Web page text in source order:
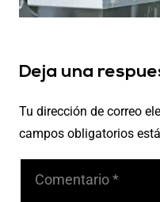
Deja una
Tu dirección de correo
campos obligatorios